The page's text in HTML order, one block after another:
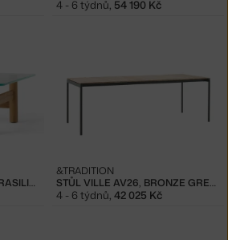
4 - 6 týdnů, 54 190 Kč
KONFERENČNÍ STOLEK BRASILIA, NATURAL OAK STŮL VILLE AV26, BRONZE GREEN
&TRADITION
4 - 6 týdnů, 42 025 Kč